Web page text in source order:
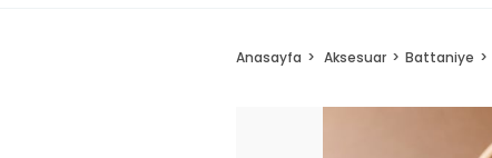
Anasayfa Aksesuar Battaniye